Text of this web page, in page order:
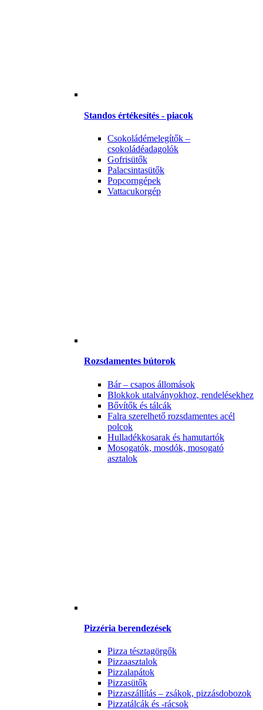
Standos értékesítés - piacok
Csokoládémelegítők –
csokoládéadagolók
Gofrisütők
Palacsintasütők
Popcorngépek
Vattacukorgép
Rozsdamentes bútorok
Bár – csapos állomások
Blokkok utalványokhoz, rendelésekhez
Bővítők és tálcák
Falra szerelhető rozsdamentes acél
polcok
Hulladékkosarak és hamutartók
Mosogatók, mosdók, mosogató
asztalok
Pizzéria berendezések
Pizza tésztagörgők
Pizzaasztalok
Pizzalapátok
Pizzasütők
Pizzaszállítás – zsákok, pizzásdobozok
Pizzatálcák és -rácsok